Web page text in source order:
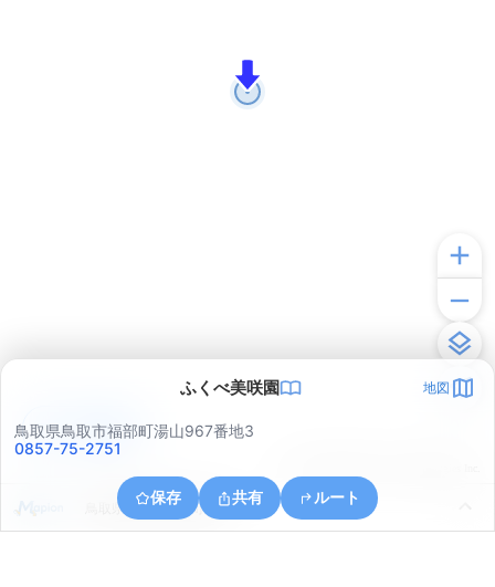
ふくべ美咲園 地図
鳥取県鳥取市福部町湯山967番地3
0857-75-2751
保存 共有 ルート
鳥取県鳥取市福部町湯山
アプリで見る